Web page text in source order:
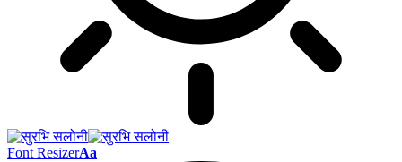
Font ResizerAa